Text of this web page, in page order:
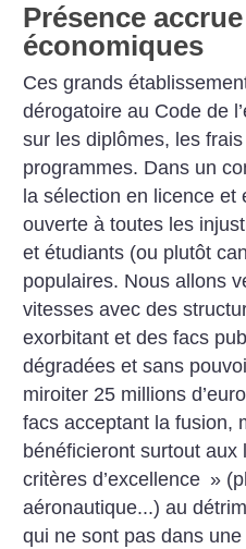
Présence
économiques
Ces grands
dérogatoire au Code de
sur les diplômes, les
programmes. Dans un
la sélection en licence et
ouverte à toutes les
et étudiants (ou plutôt
populaires. Nous allons
vitesses avec des
exorbitant et des facs
dégradées et sans
miroiter 25 millions
facs acceptant la fusion,
bénéficieront surtout aux
critères d’excellence »
aéronautique...) au
qui ne sont pas dans